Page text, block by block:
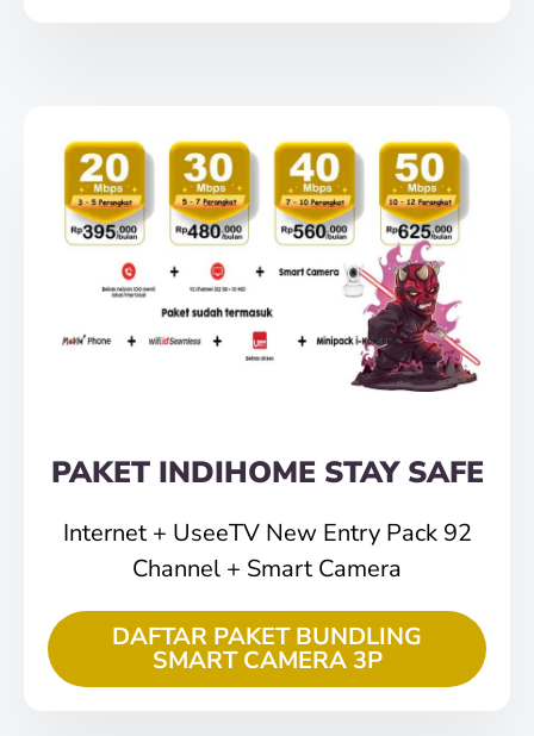
PAKET INDIHOME STAY SAFE
Internet + UseeTV New Entry Pack 92
Channel + Smart Camera
DAFTAR PAKET BUNDLING
SMART CAMERA 3P